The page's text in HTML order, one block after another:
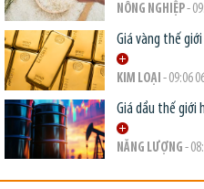
NÔNG NGHIỆP-
Giá vàng thế
KIM LOẠI - 09:06
Giá dầu thế giới
NĂNG LƯỢNG -